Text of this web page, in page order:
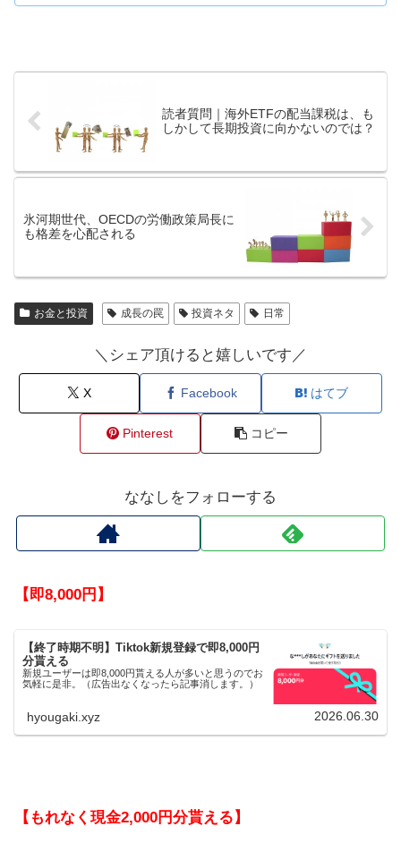
読者質問｜海外ETFの配当課税は、も
しかして長期投資に向かないのでは？
氷河期世代、OECDの労働政策局長に
も格差を心配される
お金と投資 成長の罠 投資ネタ 日常
＼シェア頂けると嬉しいです／
X Facebook はてブ
Pinterest コピー
ななしをフォローする
【即8,000円】
【終了時期不明】Tiktok新規登録で即8,000円
分貰える
新規ユーザーは即8,000円貰える人が多いと思うのでお
気軽に是非。（広告出なくなったら記事消します。）
hyougaki.xyz 2026.06.30
【もれなく現金2,000円分貰える】